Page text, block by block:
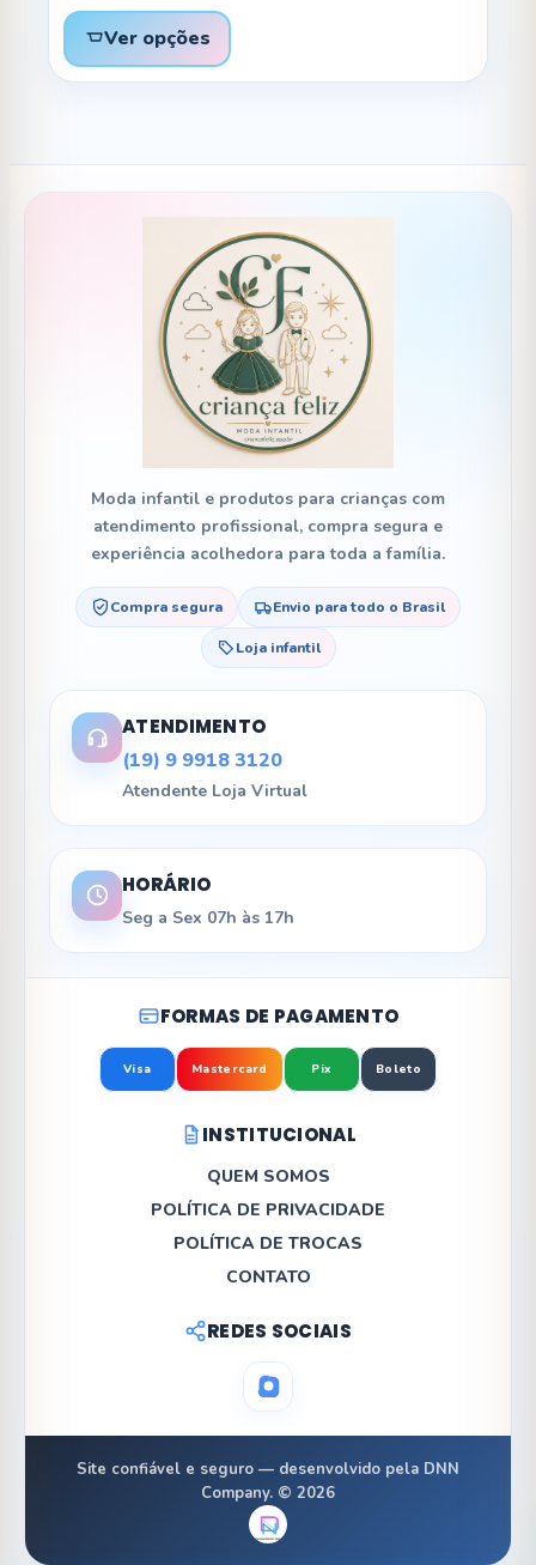
Ver opções
Moda infantil e produtos para crianças com
atendimento profissional, compra segura e
experiência acolhedora para toda a família.
Compra segura Envio para todo o Brasil
Loja infantil
ATENDIMENTO
(19) 9 9918 3120
Atendente Loja Virtual
HORÁRIO
Seg a Sex 07h às 17h
FORMAS DE PAGAMENTO
Visa Mastercard Pix Boleto
INSTITUCIONAL
QUEM SOMOS
POLÍTICA DE PRIVACIDADE
POLÍTICA DE TROCAS
CONTATO
REDES SOCIAIS
Site confiável e seguro — desenvolvido pela DNN
Company. © 2026